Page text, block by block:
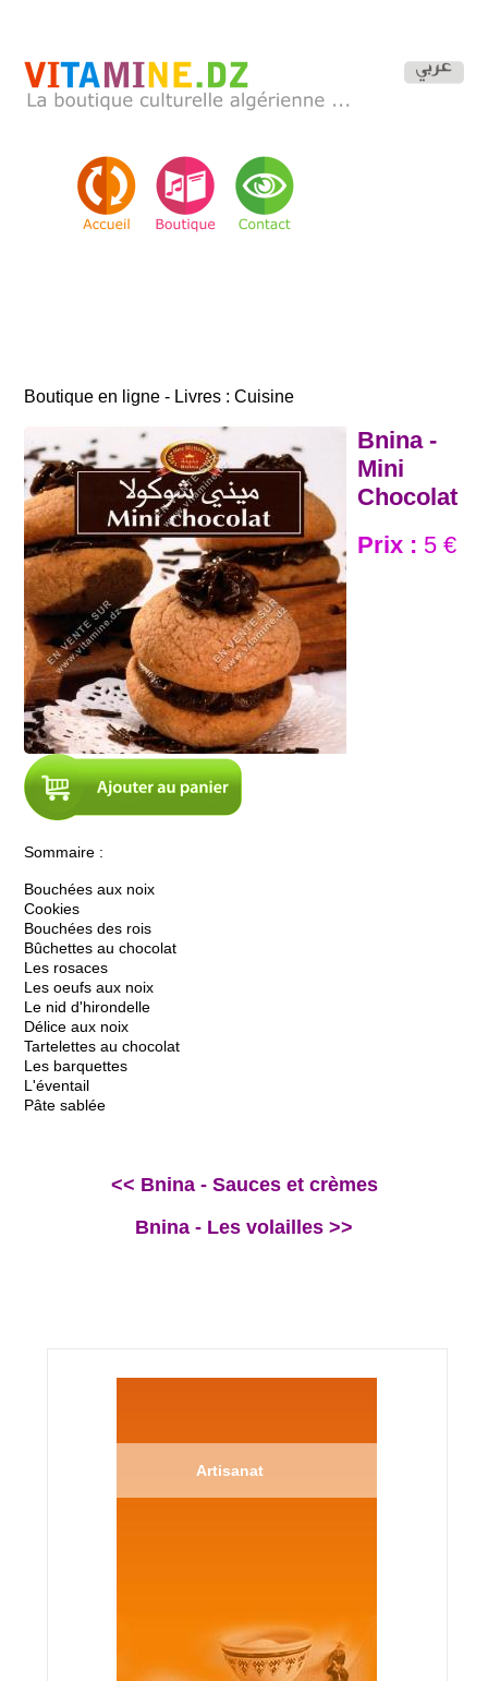
Boutique en ligne - Livres : Cuisine
Bnina -
Mini
Chocolat
Prix : 5 €
Sommaire :
Bouchées aux noix
Cookies
Bouchées des rois
Bûchettes au chocolat
Les rosaces
Les oeufs aux noix
Le nid d'hirondelle
Délice aux noix
Tartelettes au chocolat
Les barquettes
L'éventail
Pâte sablée
<< Bnina - Sauces et crèmes
Bnina - Les volailles >>
Artisanat